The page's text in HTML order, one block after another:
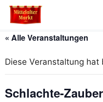
Zum
Inhalt
« Alle Veranstaltungen
Diese Veranstaltung
Schlachte-